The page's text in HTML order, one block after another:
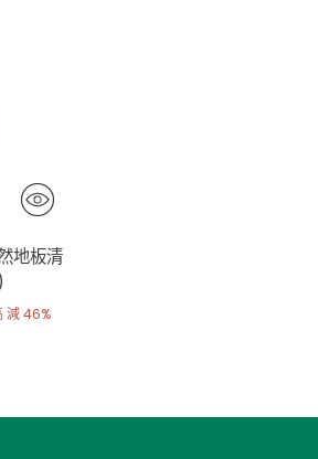
地板清
減 46%